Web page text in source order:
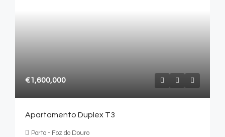
€1,600,000
Apartamento Duplex T3
Porto - Foz do Douro